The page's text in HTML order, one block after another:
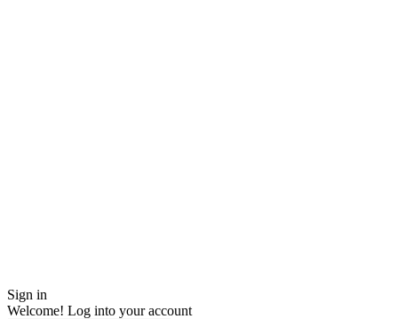
Sign in
Welcome! Log into your account